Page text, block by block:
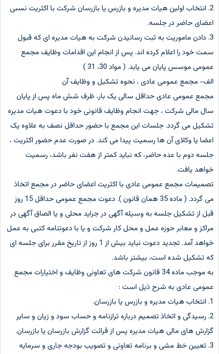
2. انتخاب اولین هیات مدیره و بازرس یا بازرسان شرکت با اکثریت نسبی
اعضای حاضر در جلسه.
3. دادن ماموریت به ثبت رسانیدن شرکت به هیات مدیره ای که قبول
سمت خود را اعلام کرده اند. پس از انجام این اقدامات وظایف مجمع
عمومی موسس پایان می یابد. ( مواد 30، 31 )
الف- مجمع عمومی عادی ، نحوه تشکیل و وظایف آن
مجمع عمومی عادی حداقل سالی یک بار، ظرف شش ماه پس از پایان
سال مالی شرکت ، جهت انجام وظایف قانونی خود با دعوت هیات مدیره
تشکیل می گردد. جلسات این مجمع با حضور حداقل نصف به علاوه یک
اعضا یا وکلای آن ها رسمیت پیدا می کند. در صورت عدم حضور اکثریت ،
جلسه دوم با عده حاضر، که نباید کمتر از هفت نفر باشد، رسمیت
خواهد یافت.
تصمیمات مجمع عمومی عادی با اکثریت اعضای حاضر در مجمع اتخاذ
می گردد. ( ماده 35 همان قانون ). دعوت مجمع عمومی حداقل 15 روز
قبل از تشکیل جلسه به وسیله آگهی در جراید محلی و یا الصاق آگهی در
مراکز و معابر حوزه عمل و محل کار شرکت و یا با دعوتنامه کتبی به عمل
خواهد آمد. تجدید دعوت نباید بیش از 1 روز از تاریخ مقرر برای جلسه ای
که تشکیل شده است، بیشتر باشد.
به موجب ماده 34 قانون شرکت های تعاونی وظایف و اختیارات مجمع
عمومی عادی به شرح ذیل است :
1. انتخاب هیات مدیره و بازرس یا بازرسان.
2. رسیدگی و اتخاذ تصمیم درباره ترازنامه و حساب سود و زیان و سایر
گزارش های مالی هیات مدیره پس از قرائت گزارش بازرسان یا بازرسان.
3. تعیین خط مشی و برنامه تعاونی و تصویب بودجه جاری و سرمایه